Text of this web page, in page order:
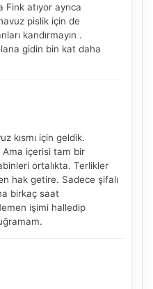
Fink atıyor ayrıca
pislik için de
kandırmayın .
gidin bin kat daha
kısmı için geldik.
Ama içerisi tam bir
ortalıkta. Terlikler
hak getire. Sadece şifalı
birkaç saat
işimi halledip